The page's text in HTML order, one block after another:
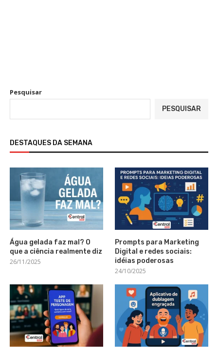
Pesquisar
PESQUISAR
DESTAQUES DA SEMANA
Água gelada faz mal? O
que a ciência realmente diz
26/11/2025
Prompts para Marketing
Digital e redes sociais:
idéias poderosas
24/10/2025